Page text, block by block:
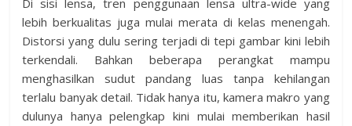
Di sisi lensa, tren penggunaan lensa ultra-wide yang
lebih berkualitas juga mulai merata di kelas menengah.
Distorsi yang dulu sering terjadi di tepi gambar kini lebih
terkendali. Bahkan beberapa perangkat mampu
menghasilkan sudut pandang luas tanpa kehilangan
terlalu banyak detail. Tidak hanya itu, kamera makro yang
dulunya hanya pelengkap kini mulai memberikan hasil